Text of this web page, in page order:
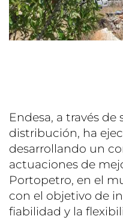
Endesa, a través de
distribución, ha
desarrollando un
actuaciones de
Portopetro, en el
con el objetivo de
fiabilidad y la